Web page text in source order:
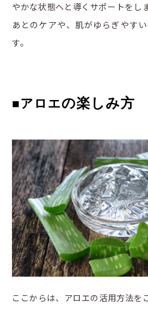
やかな状態へと導くサポートをし
あとのケアや、肌がゆらぎやす
す。
■アロエの楽しみ方
ここからは、アロエの活用方法を